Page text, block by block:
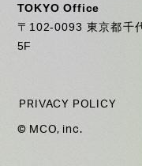
TOKYO Office
〒102-0093 東京都千
5F
© MCO, inc.
PRIVACY POLICY